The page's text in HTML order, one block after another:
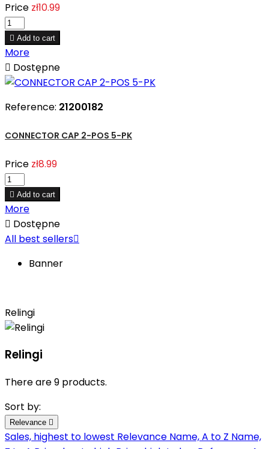
Price zł10.99
 Add to cart
More
 Dostępne
Reference: 21200182
CONNECTOR CAP 2-POS 5-PK
Price zł8.99
 Add to cart
More
 Dostępne
All best sellers
Banner
Relingi
Relingi
There are 9 products.
Sort by:
Relevance 
Sales, highest to lowest Relevance Name, A to Z Name,